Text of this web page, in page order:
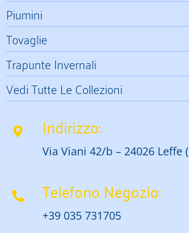
Piumini
Tovaglie
Trapunte Invernali
Vedi Tutte Le Collezioni
Indirizzo:
Via Viani 42/b – 24026 Leffe
Telefono Negozio:
+39 035 731705